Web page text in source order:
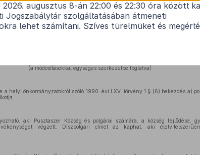
a díszpolgári cím adományozásáról
(a módosításokkal egységes szerkezetbe foglalva)
a helyi önkormányzatokról szóló 1990. évi LXV. törvény 1.§ (6) bekezdés a)
aki Pusztaszer Község és polgárai számára, a község fejlődése,
végzett. Díszpolgári címet az kaphat, aki
augusztus 8-án 22:00 és 22:30 óra között
Jogszabálytár szolgáltatásában átmeneti
lehet számítani. Szíves türelmüket és